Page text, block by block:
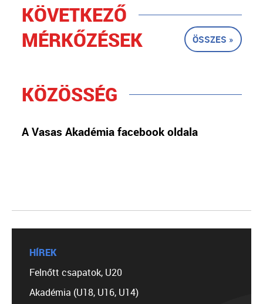
KÖVETKEZŐ
MÉRKŐZÉSEK
ÖSSZES »
KÖZÖSSÉG
A Vasas Akadémia facebook oldala
HÍREK
Felnőtt csapatok, U20
Akadémia (U18, U16, U14)